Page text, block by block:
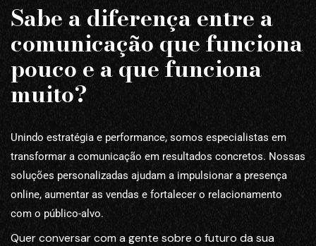
Sabe a diferença entre a
comunicação que funciona
pouco e a que funciona
muito?
Unindo estratégia e performance, somos especialistas em
transformar a comunicação em resultados concretos. Nossas
soluções personalizadas ajudam a impulsionar a presença
online, aumentar as vendas e fortalecer o relacionamento
com o público-alvo.
Quer conversar com a gente sobre o futuro da sua